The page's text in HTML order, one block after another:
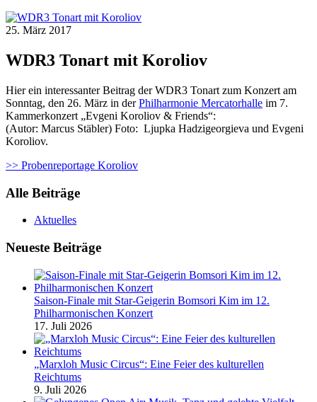
25. März 2017
WDR3 Tonart mit Koroliov
Hier ein interessanter Beitrag der WDR3 Tonart zum Konzert am
Sonntag, den 26. März in derPhilharmonie Mercatorhalle im 7.
Kammerkonzert „Evgeni Koroliov & Friends“:
(Autor: Marcus Stäbler) Foto: Ljupka Hadzigeorgieva und Evgeni
Koroliov.
>> Probenreportage Koroliov
Alle Beiträge
Aktuelles
Neueste Beiträge
Saison-Finale mit Star-Geigerin Bomsori Kim im 12.
Philharmonischen Konzert
17. Juli 2026
„Marxloh Music Circus“: Eine Feier des kulturellen
Reichtums
9. Juli 2026